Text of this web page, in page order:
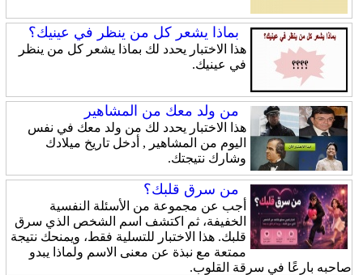
بماذا يشعر كل من ينظر في عينيك؟
هذا الاختبار يحدد لك بماذا يشعر كل من ينظر
في عينيك.
من ولد معك من المشاهير
هذا الاختبار يحدد لك من ولد معك في نفس
اليوم من المشاهير , أدخل تاريخ ميلادك
وشارك نتيجتك.
من سرق قلبك؟
أجب عن مجموعة من الأسئلة النفسية
الخفيفة، ثم اكتشف اسم الشخص الذي سرق
قلبك. هذا الاختبار للتسلية فقط، ويمنحك نتيجة
ممتعة مع نبذة عن معنى الاسم ولماذا يبدو
صاحبه بارعًا في سرقة القلوب.